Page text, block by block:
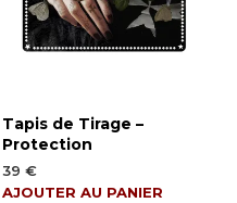
Tapis de Tirage –
Protection
39 €
AJOUTER AU PANIER